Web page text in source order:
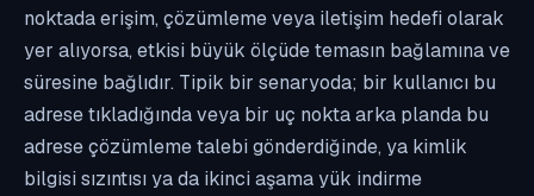
noktada erişim, çözümleme veya iletişim hedefi olarak
yer alıyorsa, etkisi büyük ölçüde temasın bağlamına ve
süresine bağlıdır. Tipik bir senaryoda; bir kullanıcı bu
adrese tıkladığında veya bir uç nokta arka planda bu
adrese çözümleme talebi gönderdiğinde, ya kimlik
bilgisi sızıntısı ya da ikinci aşama yük indirme